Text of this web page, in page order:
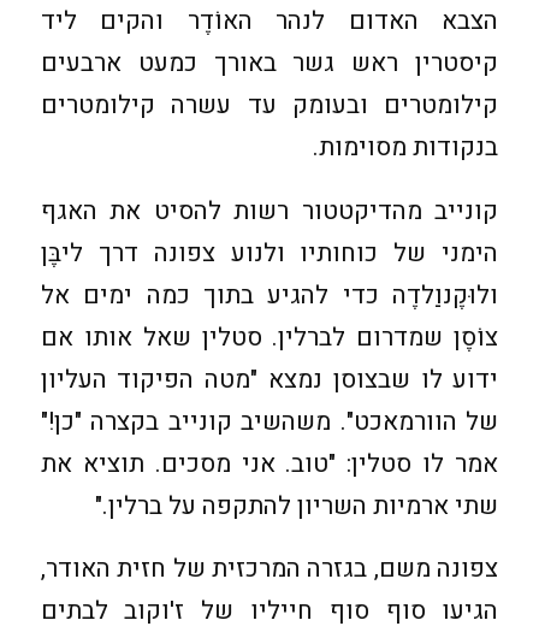
הצבא האדום לנהר האוֹדֶר והקים ליד
קיסטרין ראש גשר באורך כמעט ארבעים
קילומטרים ובעומק עד עשרה קילומטרים
בנקודות מסוימות.
קונייב מהדיקטטור רשות להסיט את האגף
הימני של כוחותיו ולנוע צפונה דרך ליבֶּן
ולוּקֶנוַלדֶה כדי להגיע בתוך כמה ימים אל
צוֹסֶן שמדרום לברלין. סטלין שאל אותו אם
ידוע לו שבצוסן נמצא "מטה הפיקוד העליון
של הוורמאכט". משהשיב קונייב בקצרה "כן!"
אמר לו סטלין: "טוב. אני מסכים. תוציא את
שתי ארמיות השריון להתקפה על ברלין."
צפונה משם, בגזרה המרכזית של חזית האודר,
הגיעו סוף סוף חייליו של ז'וקוב לבתים